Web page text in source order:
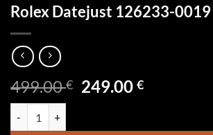
Rolex Datejust 126233-0019
499.00€ Ursprünglicher
249.00€Aktueller